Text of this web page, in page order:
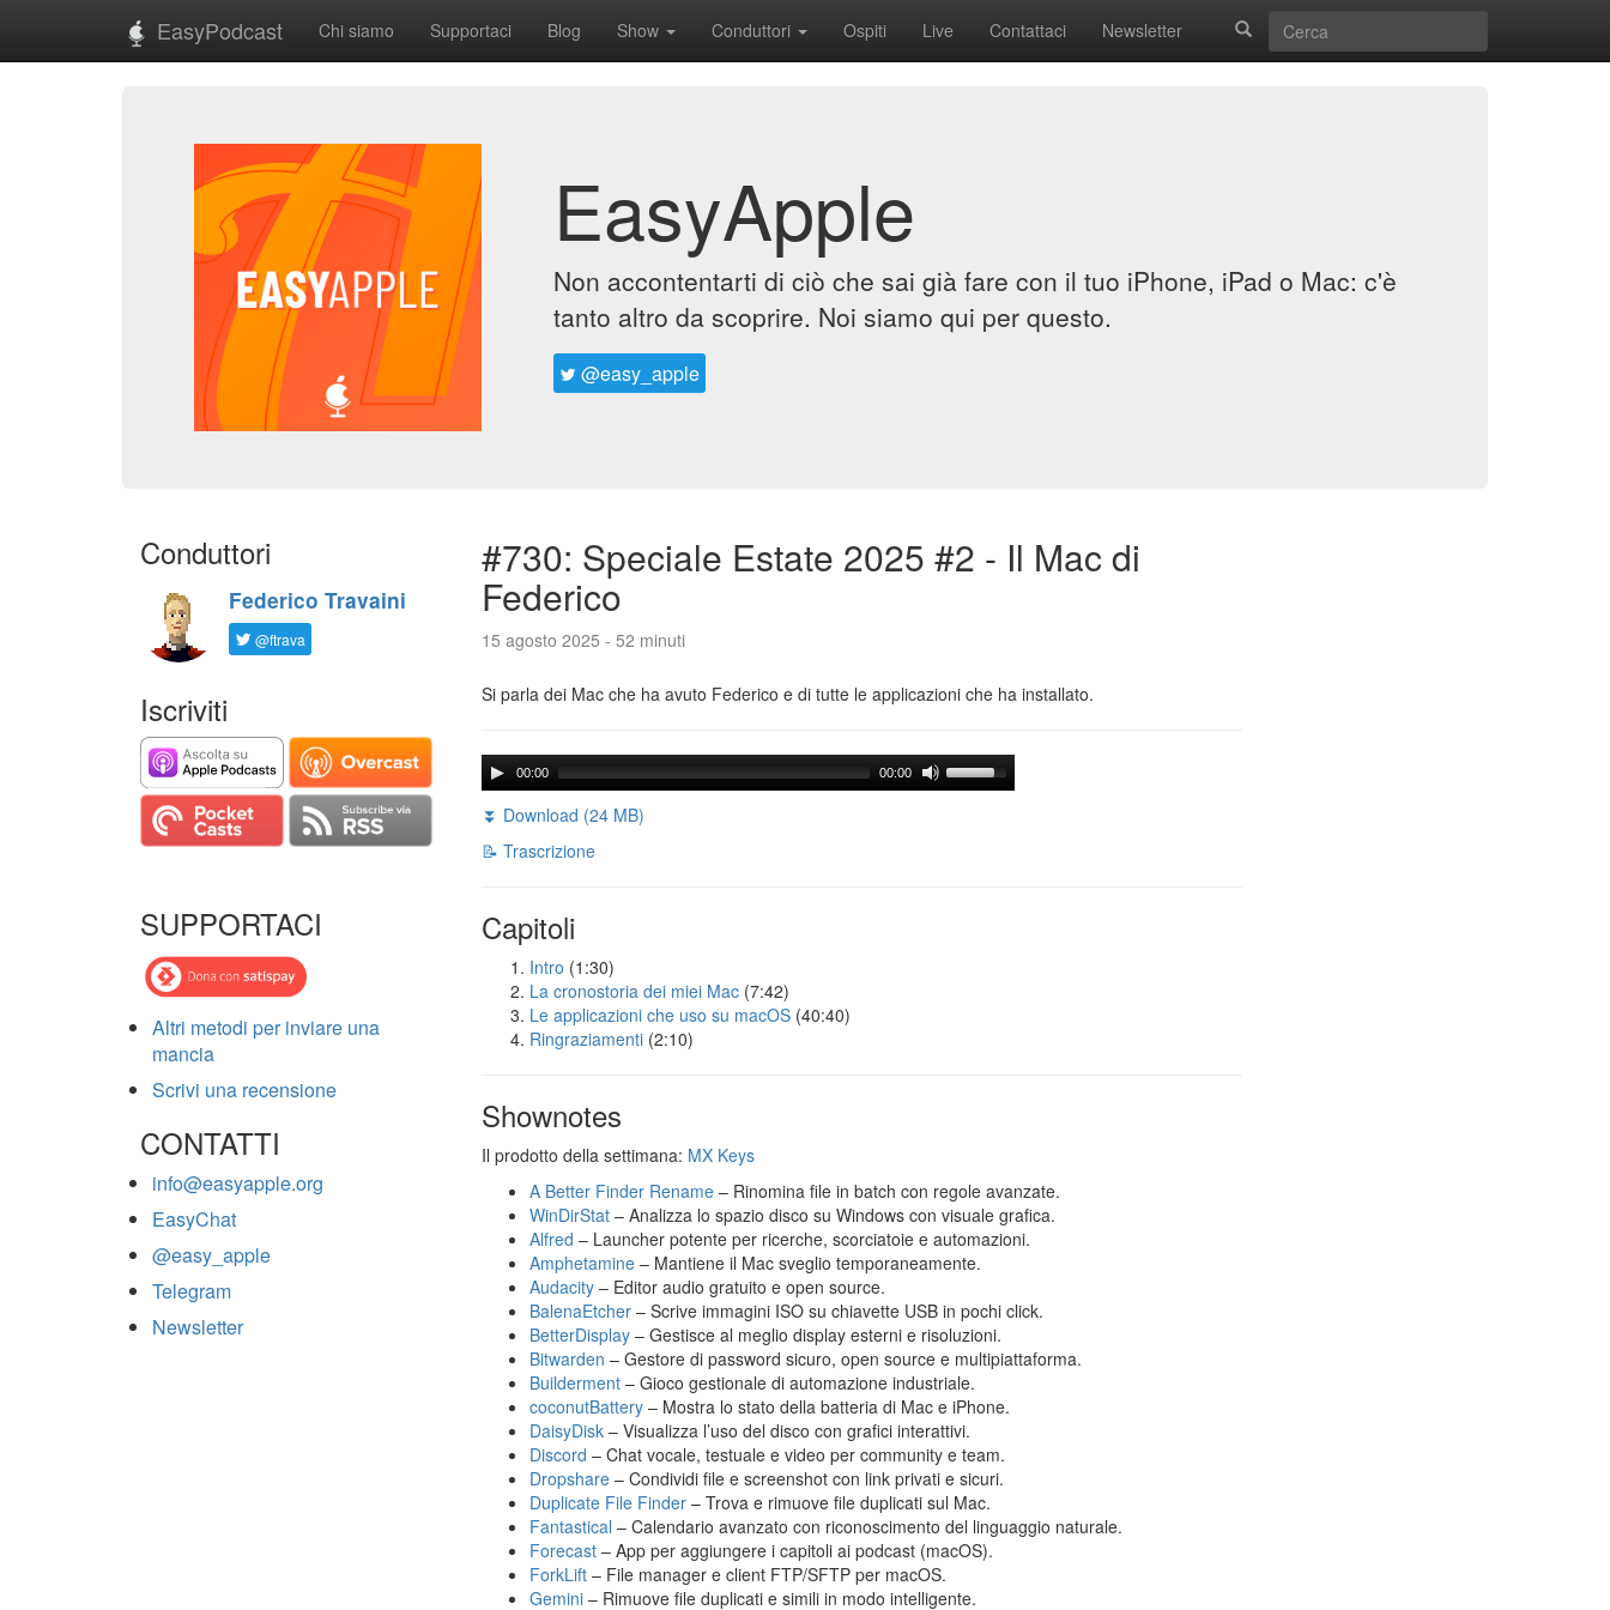
EasyPodcast Chi siamo Supportaci Blog Show Conduttori Ospiti Live Contattaci Newsletter
EasyApple
Non accontentarti di ciò che sai già fare con il tuo iPhone, iPad o Mac: c'è
tanto altro da scoprire. Noi siamo qui per questo.
@easy_apple
Conduttori
Federico Travaini
@ftrava
Iscriviti
SUPPORTACI
Altri metodi per inviare una
mancia
Scrivi una recensione
CONTATTI
info@easyapple.org
EasyChat
@easy_apple
Telegram
Newsletter
#730: Speciale Estate 2025 #2 - Il Mac di
Federico
15 agosto 2025 - 52 minuti
Si parla dei Mac che ha avuto Federico e di tutte le applicazioni che ha installato.
00:00 00:00
⏬ Download (24 MB)
📝 Trascrizione
Capitoli
Intro (1:30)
La cronostoria dei miei Mac (7:42)
Le applicazioni che uso su macOS (40:40)
Ringraziamenti (2:10)
Shownotes
Il prodotto della settimana: MX Keys
A Better Finder Rename – Rinomina file in batch con regole avanzate.
WinDirStat – Analizza lo spazio disco su Windows con visuale grafica.
Alfred – Launcher potente per ricerche, scorciatoie e automazioni.
Amphetamine – Mantiene il Mac sveglio temporaneamente.
Audacity – Editor audio gratuito e open source.
BalenaEtcher – Scrive immagini ISO su chiavette USB in pochi click.
BetterDisplay – Gestisce al meglio display esterni e risoluzioni.
Bitwarden – Gestore di password sicuro, open source e multipiattaforma.
Builderment – Gioco gestionale di automazione industriale.
coconutBattery – Mostra lo stato della batteria di Mac e iPhone.
DaisyDisk – Visualizza l’uso del disco con grafici interattivi.
Discord – Chat vocale, testuale e video per community e team.
Dropshare – Condividi file e screenshot con link privati e sicuri.
Duplicate File Finder – Trova e rimuove file duplicati sul Mac.
Fantastical – Calendario avanzato con riconoscimento del linguaggio naturale.
Forecast – App per aggiungere i capitoli ai podcast (macOS).
ForkLift – File manager e client FTP/SFTP per macOS.
Gemini – Rimuove file duplicati e simili in modo intelligente.